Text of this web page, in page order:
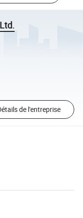
de l'entreprise